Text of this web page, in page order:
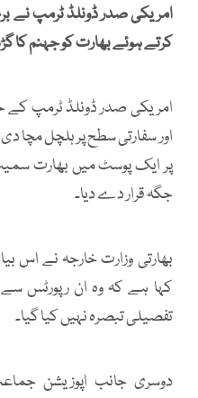
امریکی صدر ڈونلڈ ٹرمپ نے
کرتے ہوئے بھارت کو جہنم کا
امریکی صدر ڈونلڈ ٹرمپ کے
اور سفارتی سطح پر ہلچل مچا
پر ایک پوسٹ میں بھارت
جگہ قرار دے دیا۔
بھارتی وزارت خارجہ نے اس
کہا ہے کہ وہ ان رپورٹس سے
تفصیلی تبصرہ نہیں کیا گیا۔
دوسری جانب اپوزیشن